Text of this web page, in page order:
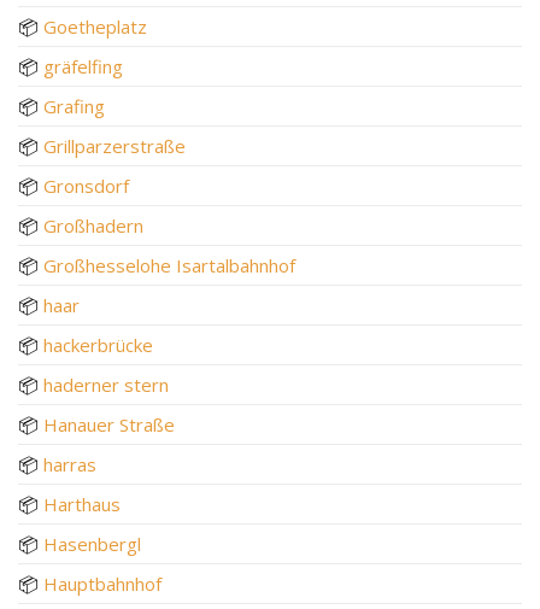
📦 Goetheplatz
📦 gräfelfing
📦 Grafing
📦 Grillparzerstraße
📦 Gronsdorf
📦 Großhadern
📦 Großhesselohe Isartalbahnhof
📦 haar
📦 hackerbrücke
📦 haderner stern
📦 Hanauer Straße
📦 harras
📦 Harthaus
📦 Hasenbergl
📦 Hauptbahnhof